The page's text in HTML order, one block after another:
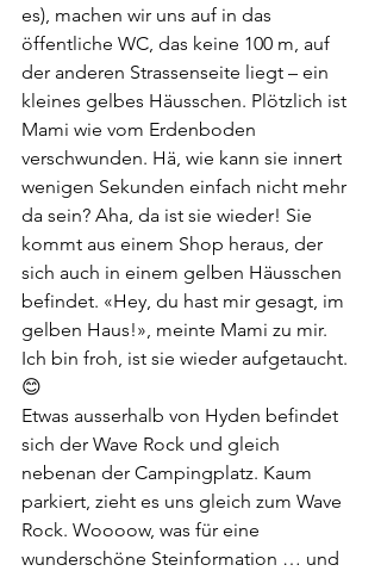
es), machen wir uns auf in das
öffentliche WC, das keine 100 m, auf
der anderen Strassenseite liegt – ein
kleines gelbes Häusschen. Plötzlich ist
Mami wie vom Erdenboden
verschwunden. Hä, wie kann sie innert
wenigen Sekunden einfach nicht mehr
da sein? Aha, da ist sie wieder! Sie
kommt aus einem Shop heraus, der
sich auch in einem gelben Häusschen
befindet. «Hey, du hast mir gesagt, im
gelben Haus!», meinte Mami zu mir.
Ich bin froh, ist sie wieder aufgetaucht.
😊
Etwas ausserhalb von Hyden befindet
sich der Wave Rock und gleich
nebenan der Campingplatz. Kaum
parkiert, zieht es uns gleich zum Wave
Rock. Woooow, was für eine
wunderschöne Steinformation … und